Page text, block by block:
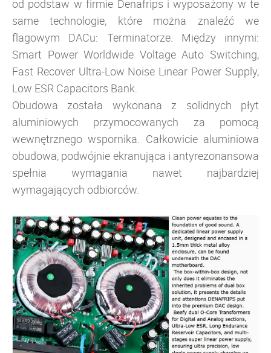
od podstaw w firmie Denafrips i wyposażony w te
same technologie, które można znaleźć we
flagowym DACu: Terminatorze. Między innymi:
Smart Power Worldwide Voltage Auto Switching,
Fast Recover Ultra-Low Noise Linear Power Supply,
Low ESR Capacitors Bank.
Obudowa została wykonana z solidnych płyt
aluminiowych przymocowanych za pomocą
wewnętrznego wspornika. Całkowicie aluminiowa
obudowa, podwójnie ekranująca i antyrezonansowa
spełnia wymagania nawet najbardziej
wymagających odbiorców.